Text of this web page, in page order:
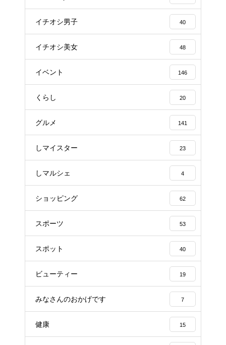
イチオシ男子 40
イチオシ美女 48
イベント 146
くらし 20
グルメ 141
しマイスター 23
しマルシェ 4
ショッピング 62
スポーツ 53
スポット 40
ビューティー 19
みなさんのおかげです 7
健康 15